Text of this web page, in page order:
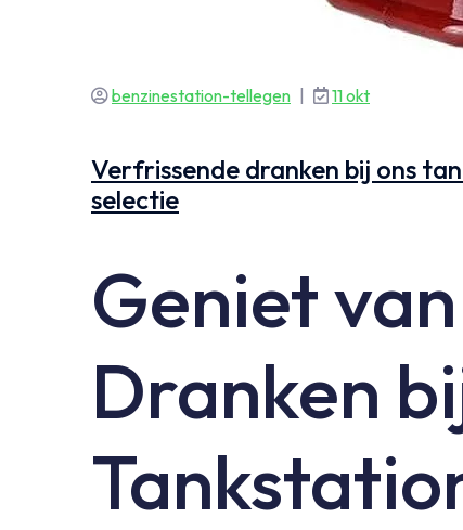
benzinestation-tellegen 11 okt
Verfrissende dranken bij ons
selectie
Geniet
Dranken